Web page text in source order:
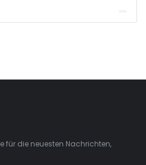
für die neuesten Nachrichten,